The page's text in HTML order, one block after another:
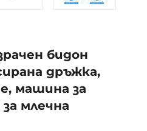
бидон
дръжка,
машина за
млечна